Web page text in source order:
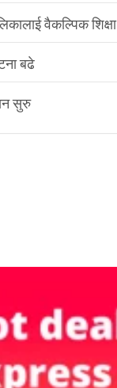
वैकल्पिक शिक्षा
बढे
सुरु